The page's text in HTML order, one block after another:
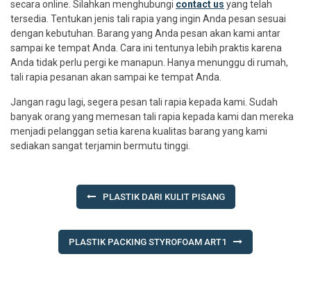
secara online. Silahkan menghubungi contact us yang telah
tersedia. Tentukan jenis tali rapia yang ingin Anda pesan sesuai
dengan kebutuhan. Barang yang Anda pesan akan kami antar
sampai ke tempat Anda. Cara ini tentunya lebih praktis karena
Anda tidak perlu pergi ke manapun. Hanya menunggu di rumah,
tali rapia pesanan akan sampai ke tempat Anda.
Jangan ragu lagi, segera pesan tali rapia kepada kami. Sudah
banyak orang yang memesan tali rapia kepada kami dan mereka
menjadi pelanggan setia karena kualitas barang yang kami
sediakan sangat terjamin bermutu tinggi.
navigation
PLASTIK DARI KULIT PISANG
PLASTIK PACKING STYROFOAM ART1